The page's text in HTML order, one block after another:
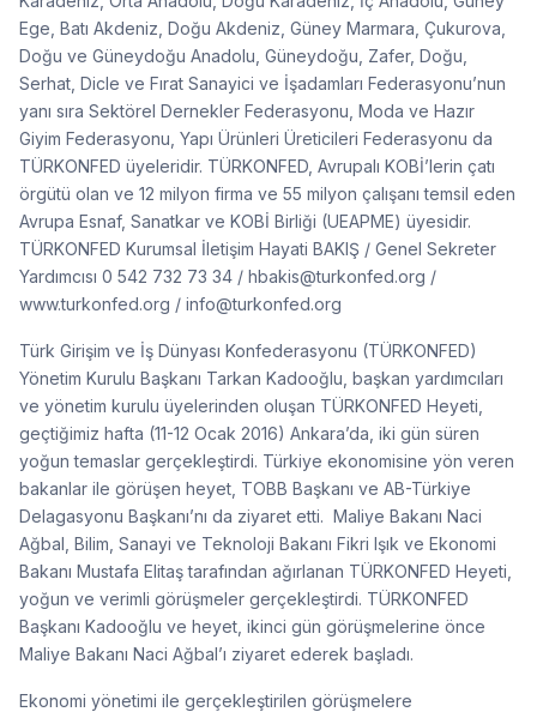
Türk Girişim ve İş Dünyası Konfederasyonu (TÜRKONFED)
Yönetim Kurulu Başkanı Tarkan Kadooğlu, başkan yardımcıları
ve yönetim kurulu üyelerinden oluşan TÜRKONFED Heyeti,
geçtiğimiz hafta (11-12 Ocak 2016) Ankara’da, iki gün süren
yoğun temaslar gerçekleştirdi. Türkiye ekonomisine yön veren
bakanlar ile görüşen heyet, TOBB Başkanı ve AB-Türkiye
Delagasyonu Başkanı’nı da ziyaret etti. Maliye Bakanı Naci
Ağbal, Bilim, Sanayi ve Teknoloji Bakanı Fikri Işık ve Ekonomi
Bakanı Mustafa Elitaş tarafından ağırlanan TÜRKONFED Heyeti,
yoğun ve verimli görüşmeler gerçekleştirdi. TÜRKONFED
Başkanı Kadooğlu ve heyet, ikinci gün görüşmelerine önce
Maliye Bakanı Naci Ağbal’ı ziyaret ederek başladı.
Ekonomi yönetimi ile gerçekleştirilen görüşmelere